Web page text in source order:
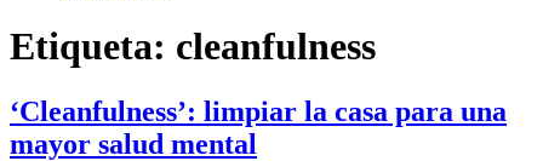
Etiqueta: cleanfulness
‘Cleanfulness’: limpiar la casa para una
mayor salud mental